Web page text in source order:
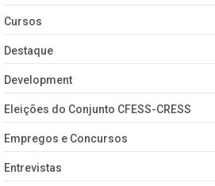
Cursos
Destaque
Development
Eleições do Conjunto CFESS-CRESS
Empregos e Concursos
Entrevistas